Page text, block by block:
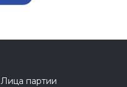
Лица партии